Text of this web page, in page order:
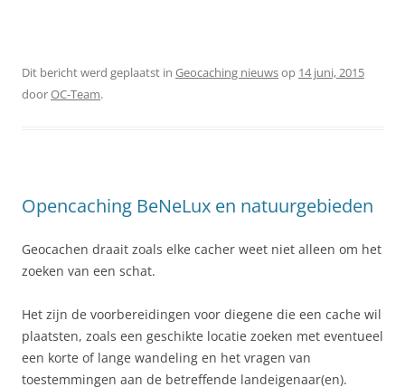
Dit bericht werd geplaatst in Geocaching nieuwsop 14 juni, 2015
doorOC-Team.
Opencaching BeNeLux en natuurgebieden
Geocachen draait zoals elke cacher weet niet alleen om het
zoeken van een schat.
Het zijn de voorbereidingen voor diegene die een cache wil
plaatsten, zoals een geschikte locatie zoeken met eventueel
een korte of lange wandeling en het vragen van
toestemmingen aan de betreffende landeigenaar(en).